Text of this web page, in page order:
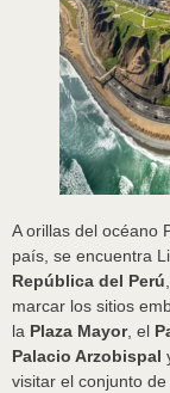
A orillas del océano
país, se encuentra
República del Perú
marcar los sitios
la Plaza Mayor, el
Palacio Arzobispal
visitar el conjunto